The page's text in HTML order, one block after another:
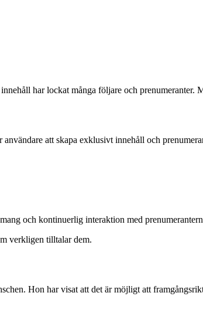
har lockat många följare och prenumeranter.
att skapa exklusivt innehåll och
och kontinuerlig interaktion med
verkligen tilltalar dem.
Hon har visat att det är möjligt att